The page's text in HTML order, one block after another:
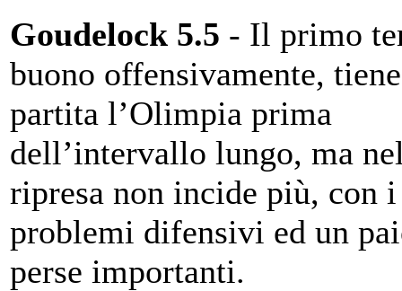
Goudelock 5.5 - Il primo
buono offensivamente,
partita l’Olimpia prima
dell’intervallo lungo, ma
ripresa non incide più, con
problemi difensivi ed un
perse importanti.